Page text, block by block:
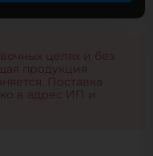
целях и без
продукция
Поставка
в адрес ИП и